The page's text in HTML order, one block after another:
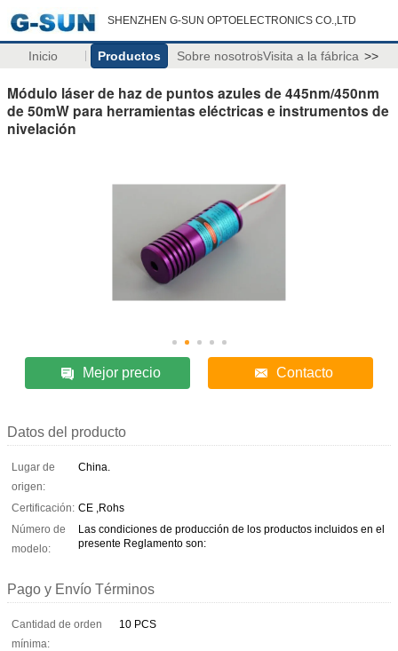
SHENZHEN G-SUN OPTOELECTRONICS CO.,LTD
Inicio Productos Sobre nosotrosVisita a la fábrica >>
Módulo láser de haz de puntos azules de 445nm/450nm
de 50mW para herramientas eléctricas e instrumentos de
nivelación
Mejor precio Contacto
Datos del producto
Lugar de
origen:
China.
Certificación: CE ,Rohs
Número de
modelo:
Las condiciones de producción de los productos incluidos en el
presente Reglamento son:
Pago y Envío Términos
Cantidad de orden
mínima:
10 PCS